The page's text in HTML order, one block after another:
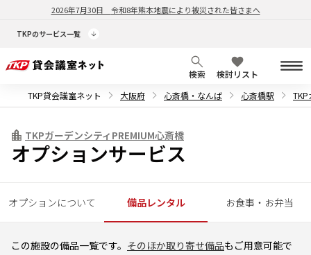
2026年7月30日 令和8年熊本地震により被災された皆さまへ
TKPのサービス一覧
検索
検討リスト
TKP貸会議室ネット
大阪府 心斎橋・なんば 心斎橋駅 TKP
TKPガーデンシティPREMIUM心斎橋
オプションサービス
オプションについて 備品レンタル お食事・お弁当
この施設の備品一覧です。 そのほか取り寄せ備品もご用意可能で